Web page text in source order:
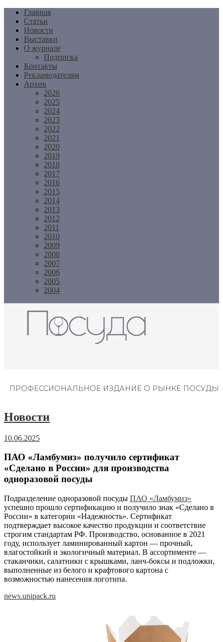
Перейти
содержимому
Главная
Статьи
Новости
Выставки
О журнале
Подписка
Контакты
Рекламодателям
Архив
2026
2025
2024
2023
2022
2021
2020
2019
2018
2017
2016
2015
2014
2013
2012
2011
2010
2009
2008
2007
2006
2005
2004
ПРОФЕССИОНАЛЬНОЕ ИЗДАНИЕ О РЫНКЕ ПОСУДЫ
Новости
10.06.2025
ПАО «Ламбумиз» получило сертификат
«Сделано в России» для производства
одноразовой посуды
Подразделение одноразовой посуды ПАО «Ламбумиз»
успешно прошло сертификацию и получило знак «Сделано в
России» в категории «Надежность». Сертификат
подтверждает высокое качество продукции и соответствие
строгим стандартам РФ. Производство, основанное в 2021
году, использует ламинированный картон — прочный,
влагостойкий и экологичный материал. В ассортименте —
стаканчики, салатники с крышками, ланч-боксы и подложки,
выполненные из белого и крафтового картона с
возможностью нанесения логотипа.
news.unipack.ru